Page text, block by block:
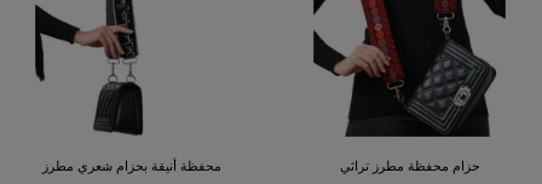
حزام محفظة مطرز تراثي
محفظة أنيقة بحزام شعري مطرز